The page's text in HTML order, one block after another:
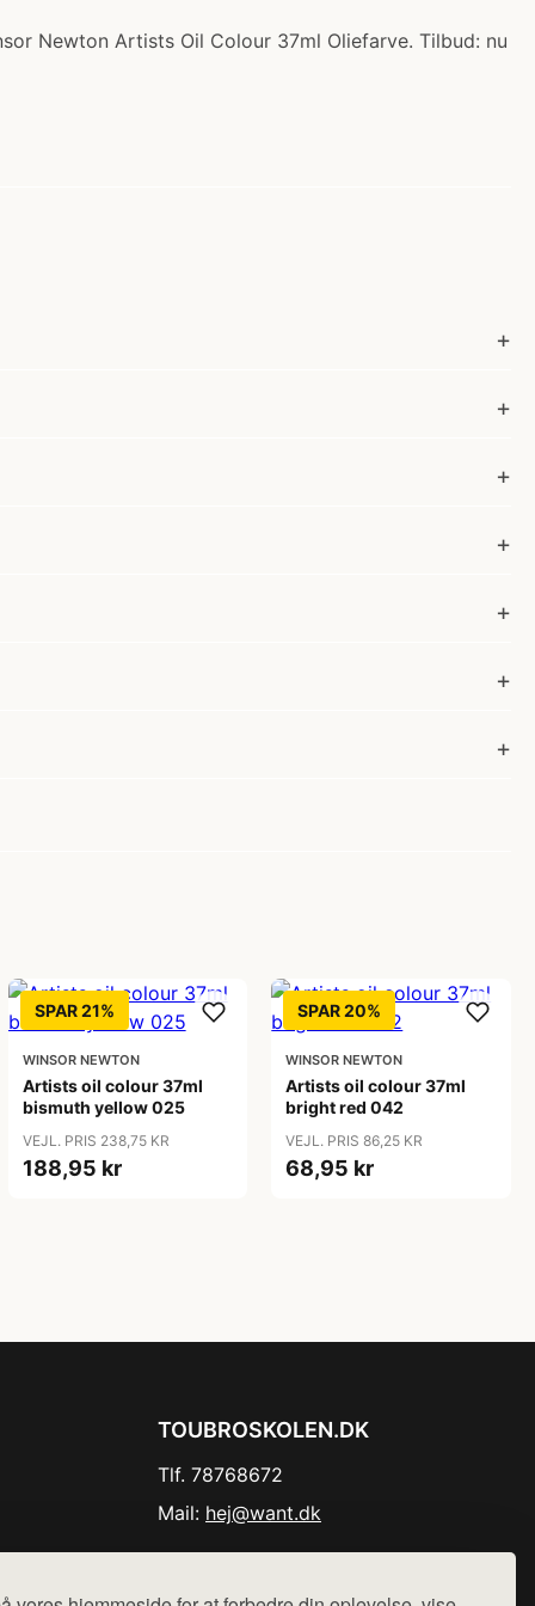
Newton Artists Oil Colour 37ml Oliefarve. Tilbud: nu
SPAR 21%
WINSOR NEWTON
Artists oil colour 37ml
bismuth yellow 025
VEJL. PRIS 238,75 KR
188,95 kr
SPAR 20%
WINSOR NEWTON
Artists oil colour 37ml
bright red 042
VEJL. PRIS 86,25 KR
68,95 kr
TOUBROSKOLEN.DK
Tlf. 78768672
Mail: hej@want.dk